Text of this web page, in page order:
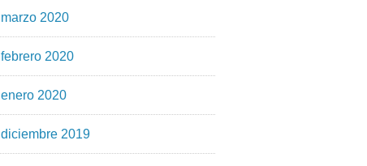
marzo 2020
febrero 2020
enero 2020
diciembre 2019